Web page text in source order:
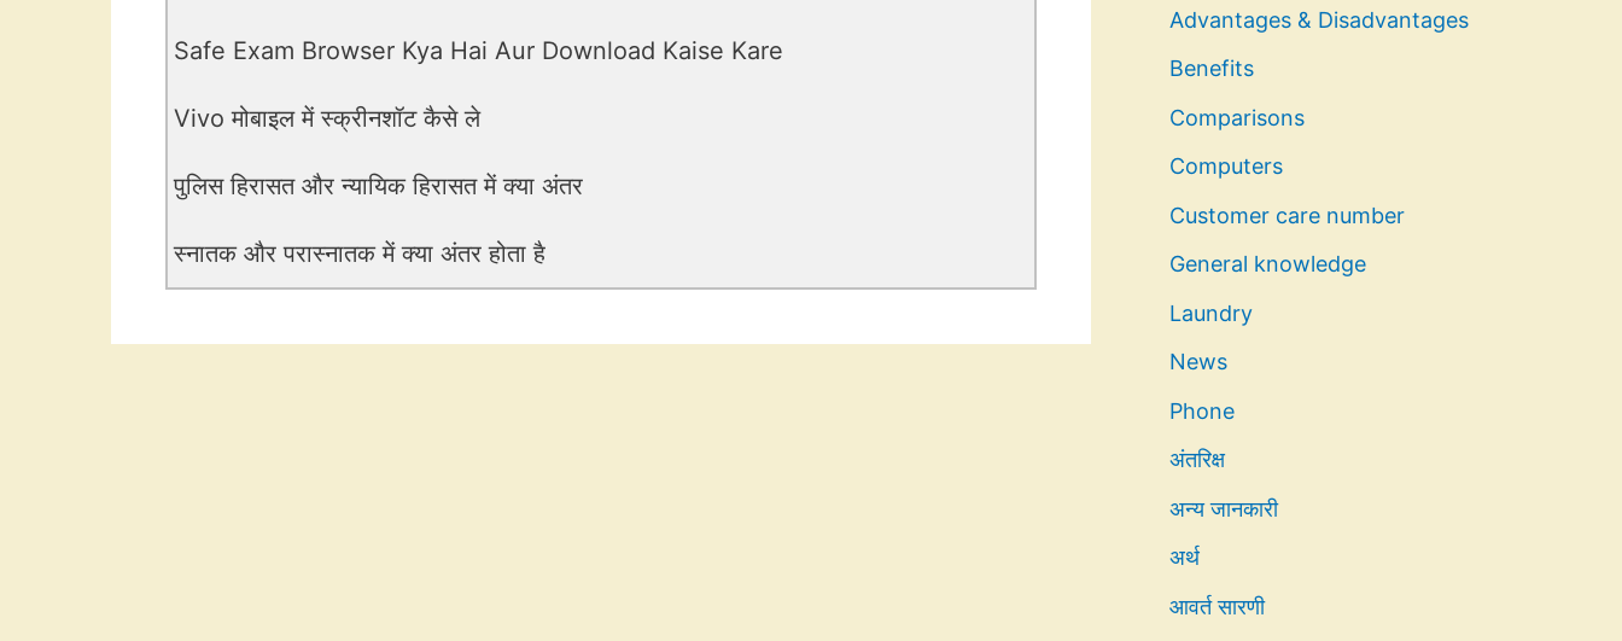
Safe Exam Browser Kya Hai Aur Download Kaise Kare
Vivo मोबाइल में स्क्रीनशॉट कैसे ले
पुलिस हिरासत और न्यायिक हिरासत में क्या अंतर
स्नातक और परास्नातक में क्या अंतर होता है
Advantages & Disadvantages
Benefits
Comparisons
Computers
Customer care number
General knowledge
Laundry
News
Phone
अंतरिक्ष
अन्य जानकारी
अर्थ
आवर्त सारणी